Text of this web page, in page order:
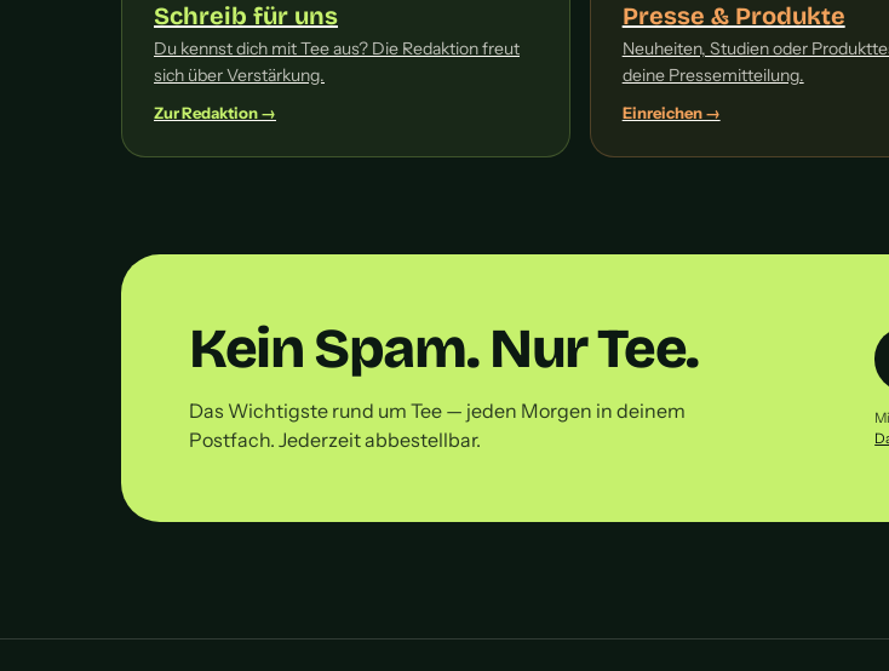
Schreib für uns
Du kennst dich mit Tee aus? Die Redaktion freut
sich über Verstärkung.
Zur Redaktion →
Presse & Produkte
Neuheiten, Studien oder
deine Pressemitteilung.
Einreichen →
Kein Spam. Nur Tee.
Das Wichtigste rund um Tee — jeden Morgen in deinem
Postfach. Jederzeit abbestellbar.